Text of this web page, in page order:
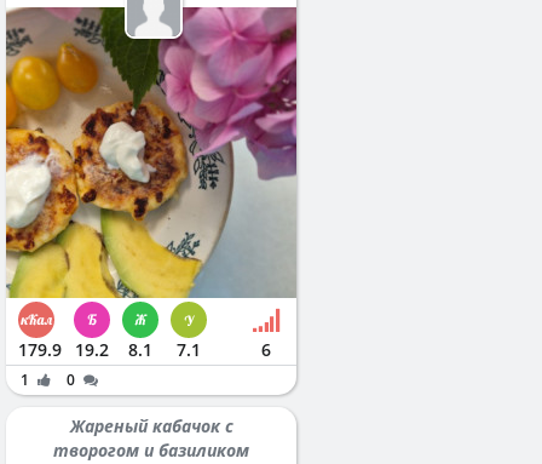
179.9 19.2 8.1 7.1 6
1 0
Жареный кабачок с
творогом и базиликом